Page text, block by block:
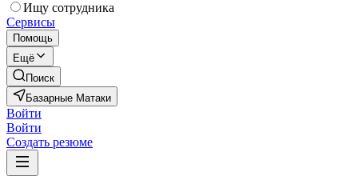
Ищу сотрудника
Сервисы
Помощь
Ещё
Поиск
Базарные Матаки
Войти
Войти
Создать резюме